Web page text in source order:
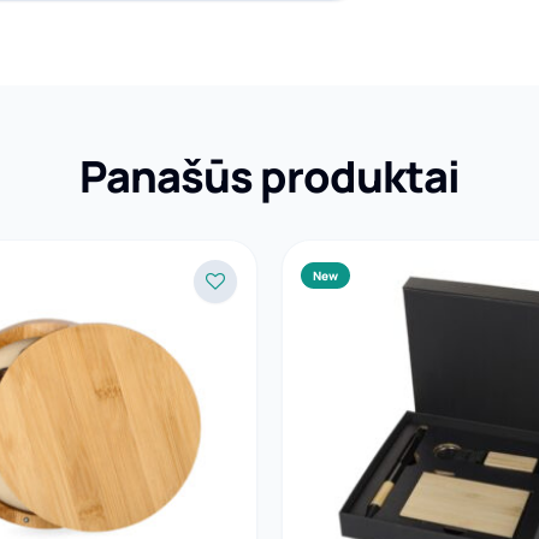
Panašūs produktai
New